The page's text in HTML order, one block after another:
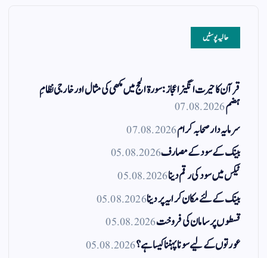
حالیہ پوسٹیں
قرآن کا حیرت انگیز اعجاز: سورۃ الحج میں مکھی کی مثال اور خارجی نظامِ
ہضم07.08.2026
سرمایہ دار صحابہ کرام07.08.2026
بینک کے سود کے مصارف05.08.2026
ٹیکس میں سود کی رقم دینا05.08.2026
بینک کے لئے مکان کرایہ پر دینا05.08.2026
قسطوں پر سامان کی فروخت05.08.2026
عورتوں کے لیے سونا پہننا کیسا ہے؟05.08.2026